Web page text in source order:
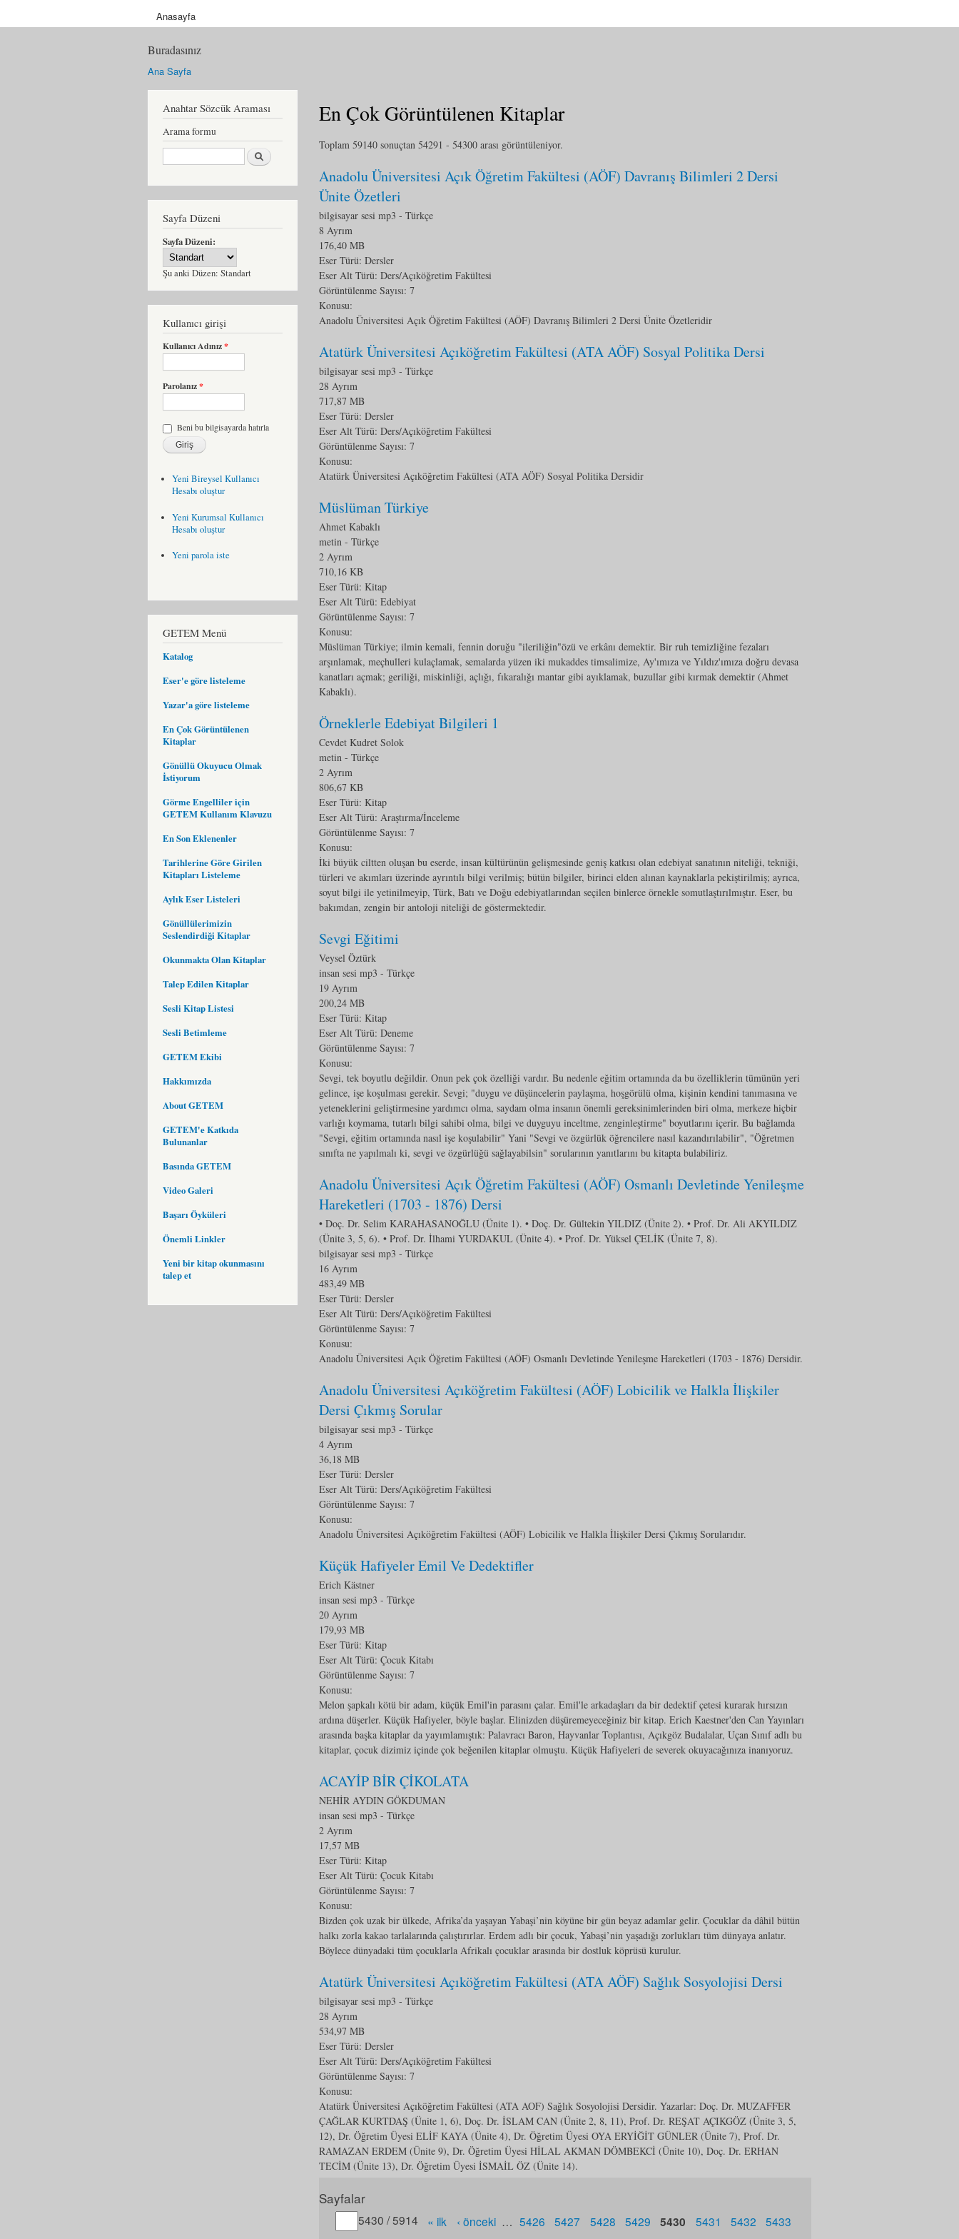
Anasayfa
Buradasınız
Ana Sayfa
Anahtar Sözcük Araması
Arama formu
Ara
Sayfa Düzeni
Sayfa Düzeni:
Şu anki Düzen: Standart
Kullanıcı girişi
Kullanıcı Adınız*
Parolanız*
Beni bu bilgisayarda hatırla
Yeni Bireysel Kullanıcı
Hesabı oluştur
Yeni Kurumsal Kullanıcı
Hesabı oluştur
Yeni parola iste
GETEM Menü
Katalog
Eser'e göre listeleme
Yazar'a göre listeleme
En Çok Görüntülenen
Kitaplar
Gönüllü Okuyucu Olmak
İstiyorum
Görme Engelliler için
GETEM Kullanım Klavuzu
En Son Eklenenler
Tarihlerine Göre Girilen
Kitapları Listeleme
Aylık Eser Listeleri
Gönüllülerimizin
Seslendirdiği Kitaplar
Okunmakta Olan Kitaplar
Talep Edilen Kitaplar
Sesli Kitap Listesi
Sesli Betimleme
GETEM Ekibi
Hakkımızda
About GETEM
GETEM'e Katkıda
Bulunanlar
Basında GETEM
Video Galeri
Başarı Öyküleri
Önemli Linkler
Yeni bir kitap okunmasını
talep et
En Çok Görüntülenen Kitaplar
Toplam 59140 sonuçtan 54291 - 54300 arası görüntüleniyor.
Anadolu Üniversitesi Açık Öğretim Fakültesi (AÖF) Davranış Bilimleri 2 Dersi
Ünite Özetleri
bilgisayar sesi mp3 - Türkçe
8 Ayrım
176,40 MB
Eser Türü: Dersler
Eser Alt Türü: Ders/Açıköğretim Fakültesi
Görüntülenme Sayısı: 7
Konusu:
Anadolu Üniversitesi Açık Öğretim Fakültesi (AÖF) Davranış Bilimleri 2 Dersi Ünite Özetleridir
Atatürk Üniversitesi Açıköğretim Fakültesi (ATA AÖF) Sosyal Politika Dersi
bilgisayar sesi mp3 - Türkçe
28 Ayrım
717,87 MB
Eser Türü: Dersler
Eser Alt Türü: Ders/Açıköğretim Fakültesi
Görüntülenme Sayısı: 7
Konusu:
Atatürk Üniversitesi Açıköğretim Fakültesi (ATA AÖF) Sosyal Politika Dersidir
Müslüman Türkiye
Ahmet Kabaklı
metin - Türkçe
2 Ayrım
710,16 KB
Eser Türü: Kitap
Eser Alt Türü: Edebiyat
Görüntülenme Sayısı: 7
Konusu:
Müslüman Türkiye; ilmin kemali, fennin doruğu "ileriliğin"özü ve erkânı demektir. Bir ruh temizliğine fezaları
arşınlamak, meçhulleri kulaçlamak, semalarda yüzen iki mukaddes timsalimize, Ay'ımıza ve Yıldız'ımıza doğru devasa
kanatları açmak; geriliği, miskinliği, açlığı, fıkaralığı mantar gibi ayıklamak, buzullar gibi kırmak demektir (Ahmet
Kabaklı).
Örneklerle Edebiyat Bilgileri 1
Cevdet Kudret Solok
metin - Türkçe
2 Ayrım
806,67 KB
Eser Türü: Kitap
Eser Alt Türü: Araştırma/İnceleme
Görüntülenme Sayısı: 7
Konusu:
İki büyük ciltten oluşan bu eserde, insan kültürünün gelişmesinde geniş katkısı olan edebiyat sanatının niteliği, tekniği,
türleri ve akımları üzerinde ayrıntılı bilgi verilmiş; bütün bilgiler, birinci elden alınan kaynaklarla pekiştirilmiş; ayrıca,
soyut bilgi ile yetinilmeyip, Türk, Batı ve Doğu edebiyatlarından seçilen binlerce örnekle somutlaştırılmıştır. Eser, bu
bakımdan, zengin bir antoloji niteliği de göstermektedir.
Sevgi Eğitimi
Veysel Öztürk
insan sesi mp3 - Türkçe
19 Ayrım
200,24 MB
Eser Türü: Kitap
Eser Alt Türü: Deneme
Görüntülenme Sayısı: 7
Konusu:
Sevgi, tek boyutlu değildir. Onun pek çok özelliği vardır. Bu nedenle eğitim ortamında da bu özelliklerin tümünün yeri
gelince, işe koşulması gerekir. Sevgi; "duygu ve düşüncelerin paylaşma, hoşgörülü olma, kişinin kendini tanımasına ve
yeteneklerini geliştirmesine yardımcı olma, saydam olma insanın önemli gereksinimlerinden biri olma, merkeze hiçbir
varlığı koymama, tutarlı bilgi sahibi olma, bilgi ve duyguyu inceltme, zenginleştirme" boyutlarını içerir. Bu bağlamda
"Sevgi, eğitim ortamında nasıl işe koşulabilir" Yani "Sevgi ve özgürlük öğrencilere nasıl kazandırılabilir", "Öğretmen
sınıfta ne yapılmalı ki, sevgi ve özgürlüğü sağlayabilsin" sorularının yanıtlarını bu kitapta bulabiliriz.
Anadolu Üniversitesi Açık Öğretim Fakültesi (AÖF) Osmanlı Devletinde Yenileşme
Hareketleri (1703 - 1876) Dersi
• Doç. Dr. Selim KARAHASANOĞLU (Ünite 1). • Doç. Dr. Gültekin YILDIZ (Ünite 2). • Prof. Dr. Ali AKYILDIZ
(Ünite 3, 5, 6). • Prof. Dr. İlhami YURDAKUL (Ünite 4). • Prof. Dr. Yüksel ÇELİK (Ünite 7, 8).
bilgisayar sesi mp3 - Türkçe
16 Ayrım
483,49 MB
Eser Türü: Dersler
Eser Alt Türü: Ders/Açıköğretim Fakültesi
Görüntülenme Sayısı: 7
Konusu:
Anadolu Üniversitesi Açık Öğretim Fakültesi (AÖF) Osmanlı Devletinde Yenileşme Hareketleri (1703 - 1876) Dersidir.
Anadolu Üniversitesi Açıköğretim Fakültesi (AÖF) Lobicilik ve Halkla İlişkiler
Dersi Çıkmış Sorular
bilgisayar sesi mp3 - Türkçe
4 Ayrım
36,18 MB
Eser Türü: Dersler
Eser Alt Türü: Ders/Açıköğretim Fakültesi
Görüntülenme Sayısı: 7
Konusu:
Anadolu Üniversitesi Açıköğretim Fakültesi (AÖF) Lobicilik ve Halkla İlişkiler Dersi Çıkmış Sorularıdır.
Küçük Hafiyeler Emil Ve Dedektifler
Erich Kästner
insan sesi mp3 - Türkçe
20 Ayrım
179,93 MB
Eser Türü: Kitap
Eser Alt Türü: Çocuk Kitabı
Görüntülenme Sayısı: 7
Konusu:
Melon şapkalı kötü bir adam, küçük Emil'in parasını çalar. Emil'le arkadaşları da bir dedektif çetesi kurarak hırsızın
ardına düşerler. Küçük Hafiyeler, böyle başlar. Elinizden düşüremeyeceğiniz bir kitap. Erich Kaestner'den Can Yayınları
arasında başka kitaplar da yayımlamıştık: Palavracı Baron, Hayvanlar Toplantısı, Açıkgöz Budalalar, Uçan Sınıf adlı bu
kitaplar, çocuk dizimiz içinde çok beğenilen kitaplar olmuştu. Küçük Hafiyeleri de severek okuyacağınıza inanıyoruz.
ACAYİP BİR ÇİKOLATA
NEHİR AYDIN GÖKDUMAN
insan sesi mp3 - Türkçe
2 Ayrım
17,57 MB
Eser Türü: Kitap
Eser Alt Türü: Çocuk Kitabı
Görüntülenme Sayısı: 7
Konusu:
Bizden çok uzak bir ülkede, Afrika’da yaşayan Yabaşi’nin köyüne bir gün beyaz adamlar gelir. Çocuklar da dâhil bütün
halkı zorla kakao tarlalarında çalıştırırlar. Erdem adlı bir çocuk, Yabaşi’nin yaşadığı zorlukları tüm dünyaya anlatır.
Böylece dünyadaki tüm çocuklarla Afrikalı çocuklar arasında bir dostluk köprüsü kurulur.
Atatürk Üniversitesi Açıköğretim Fakültesi (ATA AÖF) Sağlık Sosyolojisi Dersi
bilgisayar sesi mp3 - Türkçe
28 Ayrım
534,97 MB
Eser Türü: Dersler
Eser Alt Türü: Ders/Açıköğretim Fakültesi
Görüntülenme Sayısı: 7
Konusu:
Atatürk Üniversitesi Açıköğretim Fakültesi (ATA AOF) Sağlık Sosyolojisi Dersidir. Yazarlar: Doç. Dr. MUZAFFER
ÇAĞLAR KURTDAŞ (Ünite 1, 6), Doç. Dr. İSLAM CAN (Ünite 2, 8, 11), Prof. Dr. REŞAT AÇIKGÖZ (Ünite 3, 5,
12), Dr. Öğretim Üyesi ELİF KAYA (Ünite 4), Dr. Öğretim Üyesi OYA ERYİĞİT GÜNLER (Ünite 7), Prof. Dr.
RAMAZAN ERDEM (Ünite 9), Dr. Öğretim Üyesi HİLAL AKMAN DÖMBEKCİ (Ünite 10), Doç. Dr. ERHAN
TECİM (Ünite 13), Dr. Öğretim Üyesi İSMAİL ÖZ (Ünite 14).
Sayfalar
Gitmek istediğiniz sayfa numarasını belirtin
5430 / 5914 « ilk ‹ önceki 5426 5427 5428 5429 5430 5431 5432
5433